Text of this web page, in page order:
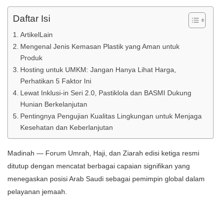
Daftar Isi
ArtikelLain
Mengenal Jenis Kemasan Plastik yang Aman untuk
Produk
Hosting untuk UMKM: Jangan Hanya Lihat Harga,
Perhatikan 5 Faktor Ini
Lewat Inklusi-in Seri 2.0, Pastiklola dan BASMI Dukung
Hunian Berkelanjutan
Pentingnya Pengujian Kualitas Lingkungan untuk Menjaga
Kesehatan dan Keberlanjutan
Madinah — Forum Umrah, Haji, dan Ziarah edisi ketiga resmi
ditutup dengan mencatat berbagai capaian signifikan yang
menegaskan posisi Arab Saudi sebagai pemimpin global dalam
pelayanan jemaah.